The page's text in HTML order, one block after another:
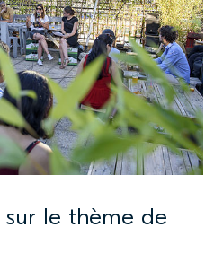
sur le thème de